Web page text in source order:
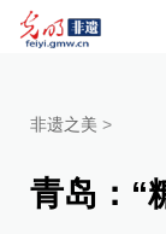
非遗之美 >
青岛：“